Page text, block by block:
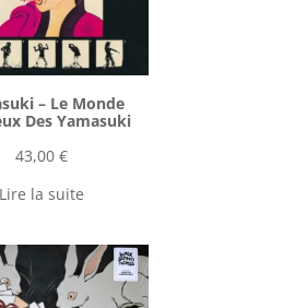
‎– Le Monde
Des Yamasuki
43,00€
Lire la suite